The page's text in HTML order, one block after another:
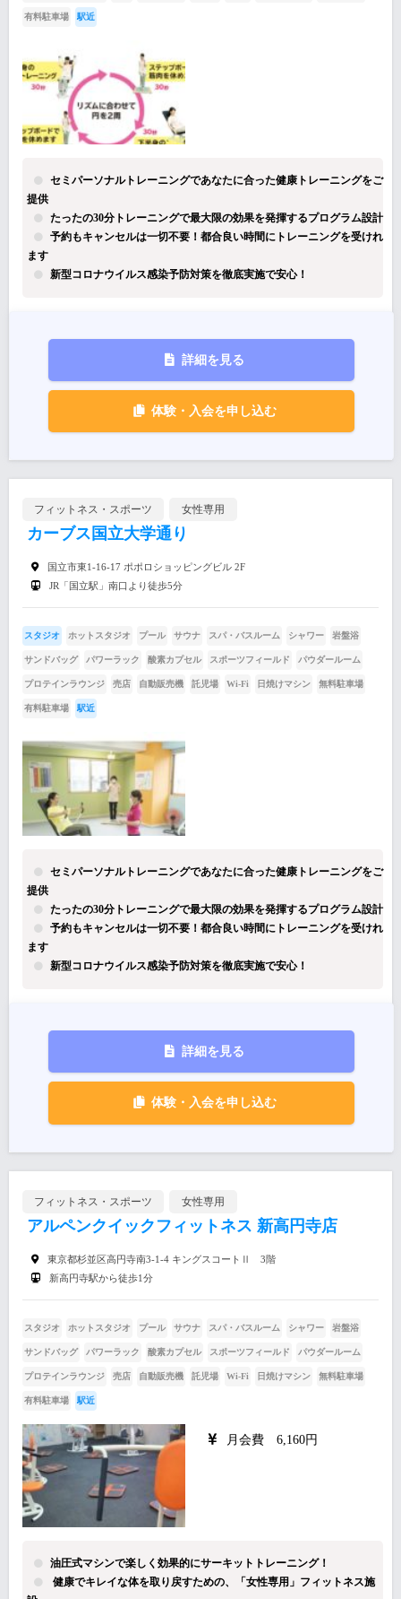
有料駐車場 駅近
セミパーソナルトレーニングであなたに合った健康トレーニングをご
提供
たったの30分トレーニングで最大限の効果を発揮するプログラム設計
予約もキャンセルは一切不要！都合良い時間にトレーニングを受けれ
ます
新型コロナウイルス感染予防対策を徹底実施で安心！
詳細を見る
体験・入会を申し込む
フィットネス・スポーツ 女性専用
カーブス国立大学通り
国立市東1-16-17 ポポロショッピングビル 2F
JR「国立駅」南口より徒歩5分
スタジオ ホットスタジオ プール サウナ スパ・バスルーム シャワー 岩盤浴
サンドバッグ パワーラック 酸素カプセル スポーツフィールド パウダールーム
プロテインラウンジ 売店 自動販売機 託児場 Wi-Fi 日焼けマシン 無料駐車場
有料駐車場 駅近
セミパーソナルトレーニングであなたに合った健康トレーニングをご
提供
たったの30分トレーニングで最大限の効果を発揮するプログラム設計
予約もキャンセルは一切不要！都合良い時間にトレーニングを受けれ
ます
新型コロナウイルス感染予防対策を徹底実施で安心！
詳細を見る
体験・入会を申し込む
フィットネス・スポーツ 女性専用
アルペンクイックフィットネス 新高円寺店
東京都杉並区高円寺南3-1-4 キングスコートⅡ 3階
新高円寺駅から徒歩1分
スタジオ ホットスタジオ プール サウナ スパ・バスルーム シャワー 岩盤浴
サンドバッグ パワーラック 酸素カプセル スポーツフィールド パウダールーム
プロテインラウンジ 売店 自動販売機 託児場 Wi-Fi 日焼けマシン 無料駐車場
有料駐車場 駅近
月会費 6,160円
油圧式マシンで楽しく効果的にサーキットトレーニング！
健康でキレイな体を取り戻すための、「女性専用」フィットネス施